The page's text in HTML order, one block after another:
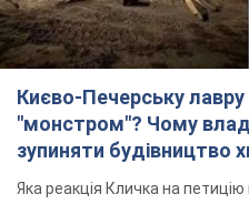
Києво-Печерську
"монстром"? Чому
зупиняти будівництво
"московського вірянина"
Яка реакція Кличка на